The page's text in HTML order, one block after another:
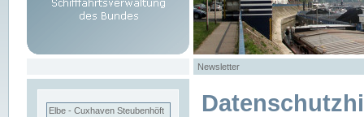
Newsletter
Elbe - Cuxhaven Steubenhöft